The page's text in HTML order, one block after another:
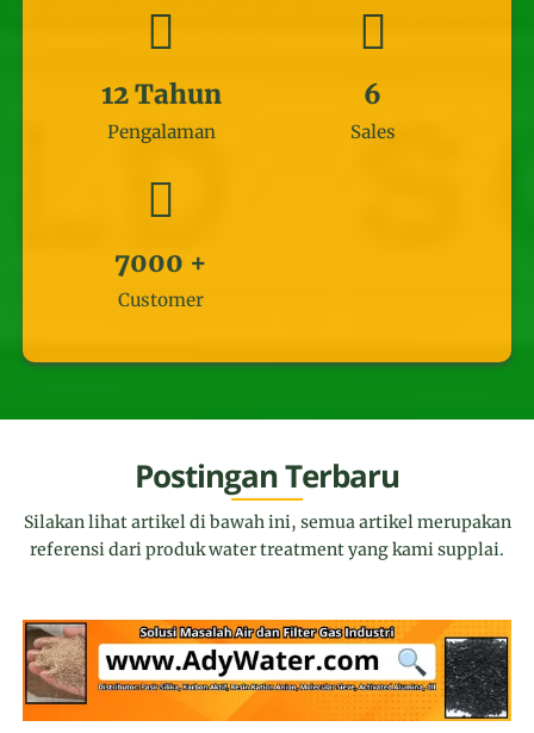
12Tahun
Pengalaman
6
Sales
7000 +
Customer
Postingan Terbaru
Silakan lihat artikel di bawah ini, semua artikel merupakan
referensi dari produk water treatment yang kami supplai.